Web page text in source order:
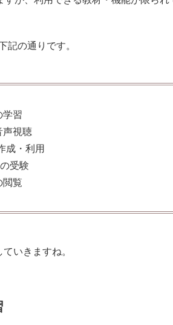
の通りです。
習
声視聴
成・利用
受験
覧
いきますね。